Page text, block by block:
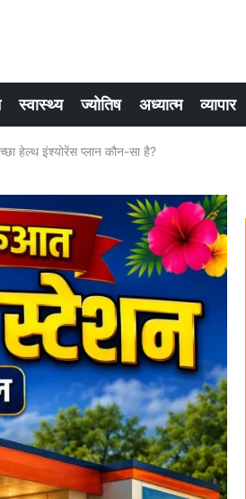
स्वास्थ्य ज्योतिष अध्यात्म व्यापार
इंश्योरेंस प्लान कौन-सा है?